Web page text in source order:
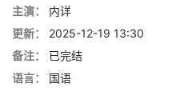
主演：
内详
更新：
2025-12-19 13:30
备注：
已完结
语言：
国语